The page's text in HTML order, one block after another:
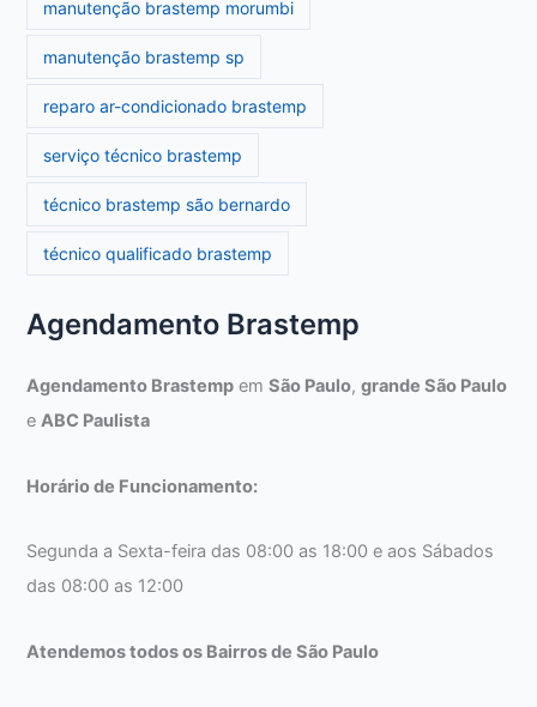
manutenção brastemp morumbi
manutenção brastemp sp
reparo ar-condicionado brastemp
serviço técnico brastemp
técnico brastemp são bernardo
técnico qualificado brastemp
Agendamento Brastemp
Agendamento Brastemp emSão Paulo,grande São Paulo
eABC Paulista
Horário de Funcionamento:
Segunda a Sexta-feira das 08:00 as 18:00 e aos Sábados
das 08:00 as 12:00
Atendemos todos os Bairros de São Paulo